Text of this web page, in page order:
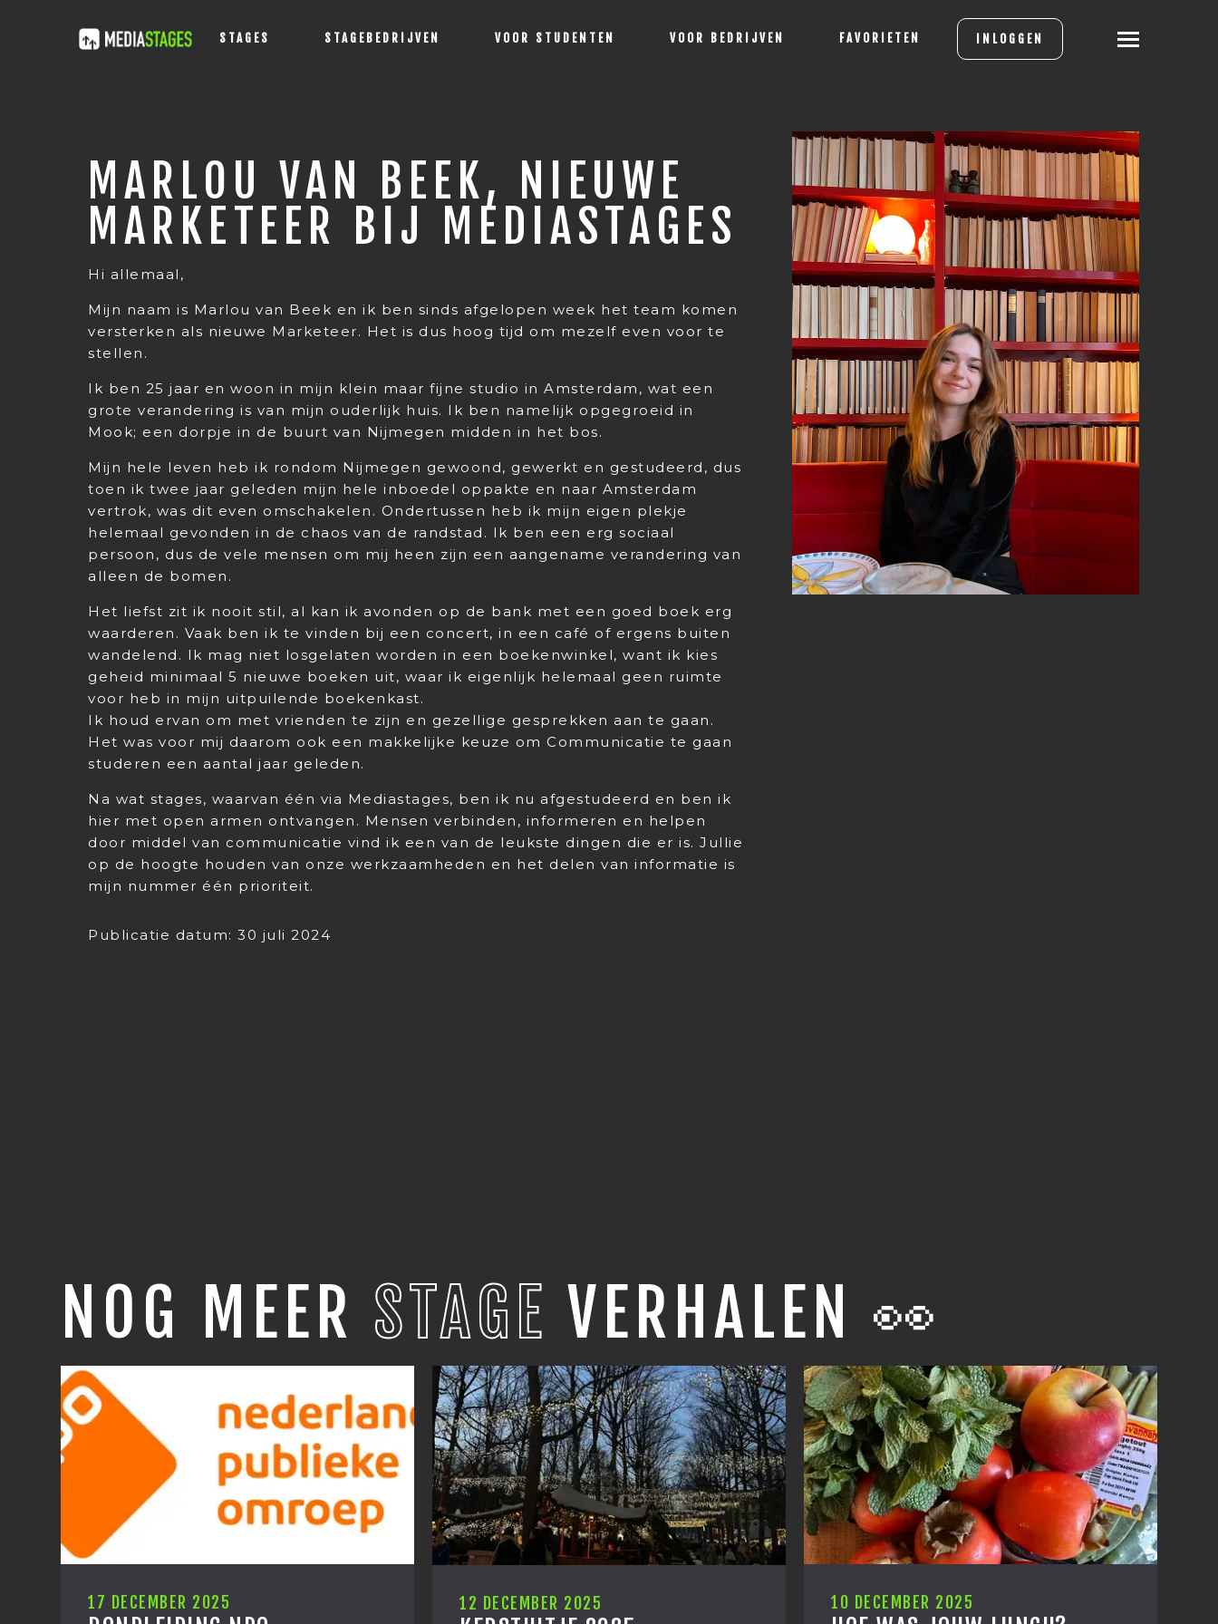
STAGES STAGEBEDRIJVEN VOOR STUDENTEN VOOR BEDRIJVEN FAVORIETEN INLOGGEN
MARLOU VAN BEEK, NIEUWE
MARKETEER BIJ MEDIASTAGES
Hi allemaal,
Mijn naam is Marlou van Beek en ik ben sinds afgelopen week het team komen
versterken als nieuwe Marketeer. Het is dus hoog tijd om mezelf even voor te
stellen.
Ik ben 25 jaar en woon in mijn klein maar fijne studio in Amsterdam, wat een
grote verandering is van mijn ouderlijk huis. Ik ben namelijk opgegroeid in
Mook; een dorpje in de buurt van Nijmegen midden in het bos.
Mijn hele leven heb ik rondom Nijmegen gewoond, gewerkt en gestudeerd, dus
toen ik twee jaar geleden mijn hele inboedel oppakte en naar Amsterdam
vertrok, was dit even omschakelen. Ondertussen heb ik mijn eigen plekje
helemaal gevonden in de chaos van de randstad. Ik ben een erg sociaal
persoon, dus de vele mensen om mij heen zijn een aangename verandering van
alleen de bomen.
Het liefst zit ik nooit stil, al kan ik avonden op de bank met een goed boek erg
waarderen. Vaak ben ik te vinden bij een concert, in een café of ergens buiten
wandelend. Ik mag niet losgelaten worden in een boekenwinkel, want ik kies
geheid minimaal 5 nieuwe boeken uit, waar ik eigenlijk helemaal geen ruimte
voor heb in mijn uitpuilende boekenkast.
Ik houd ervan om met vrienden te zijn en gezellige gesprekken aan te gaan.
Het was voor mij daarom ook een makkelijke keuze om Communicatie te gaan
studeren een aantal jaar geleden.
Na wat stages, waarvan één via Mediastages, ben ik nu afgestudeerd en ben ik
hier met open armen ontvangen. Mensen verbinden, informeren en helpen
door middel van communicatie vind ik een van de leukste dingen die er is. Jullie
op de hoogte houden van onze werkzaamheden en het delen van informatie is
mijn nummer één prioriteit.
Publicatie datum: 30 juli 2024
NOG MEER STAGE VERHALEN 👀
12 DECEMBER 2025 10 DECEMBER 2025 1 DECEMBER 2025